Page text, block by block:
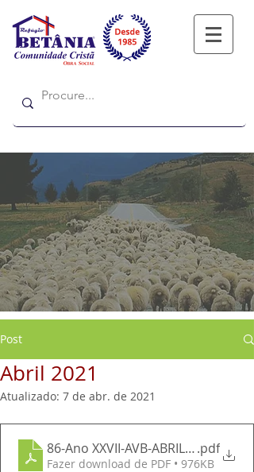
Refugio
Post
Abril 2021
Atualizado: 7 de abr. de 2021
86-Ano XXVII-AVB-ABRIL de 2021
.pdf
Fazer download de PDF • 976KB